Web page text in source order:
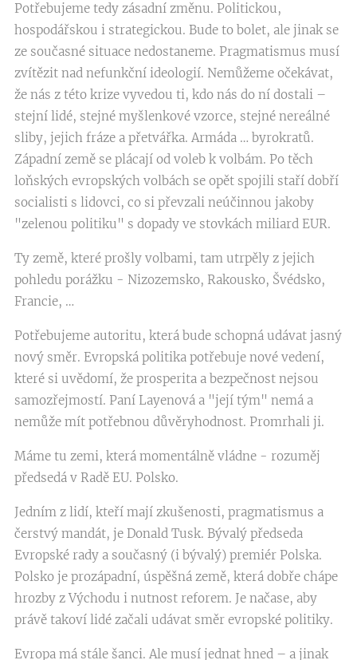
Potřebujeme tedy zásadní změnu. Politickou,
hospodářskou i strategickou. Bude to bolet, ale jinak se
ze současné situace nedostaneme. Pragmatismus musí
zvítězit nad nefunkční ideologií. Nemůžeme očekávat,
že nás z této krize vyvedou ti, kdo nás do ní dostali –
stejní lidé, stejné myšlenkové vzorce, stejné nereálné
sliby, jejich fráze a přetvářka. Armáda … byrokratů.
Západní země se plácají od voleb k volbám. Po těch
loňských evropských volbách se opět spojili staří dobří
socialisti s lidovci, co si převzali neúčinnou jakoby
"zelenou politiku" s dopady ve stovkách miliard EUR.
Ty země, které prošly volbami, tam utrpěly z jejich
pohledu porážku - Nizozemsko, Rakousko, Švédsko,
Francie, …
Potřebujeme autoritu, která bude schopná udávat jasný
nový směr. Evropská politika potřebuje nové vedení,
které si uvědomí, že prosperita a bezpečnost nejsou
samozřejmostí. Paní Layenová a "její tým" nemá a
nemůže mít potřebnou důvěryhodnost. Promrhali ji.
Máme tu zemi, která momentálně vládne - rozuměj
předsedá v Radě EU. Polsko.
Jedním z lidí, kteří mají zkušenosti, pragmatismus a
čerstvý mandát, je Donald Tusk. Bývalý předseda
Evropské rady a současný (i bývalý) premiér Polska.
Polsko je prozápadní, úspěšná země, která dobře chápe
hrozby z Východu i nutnost reforem. Je načase, aby
právě takoví lidé začali udávat směr evropské politiky.
Evropa má stále šanci. Ale musí jednat hned – a jinak